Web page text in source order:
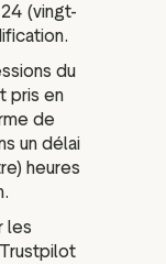
(vingt-
du
pris en
de
un délai
heures
les